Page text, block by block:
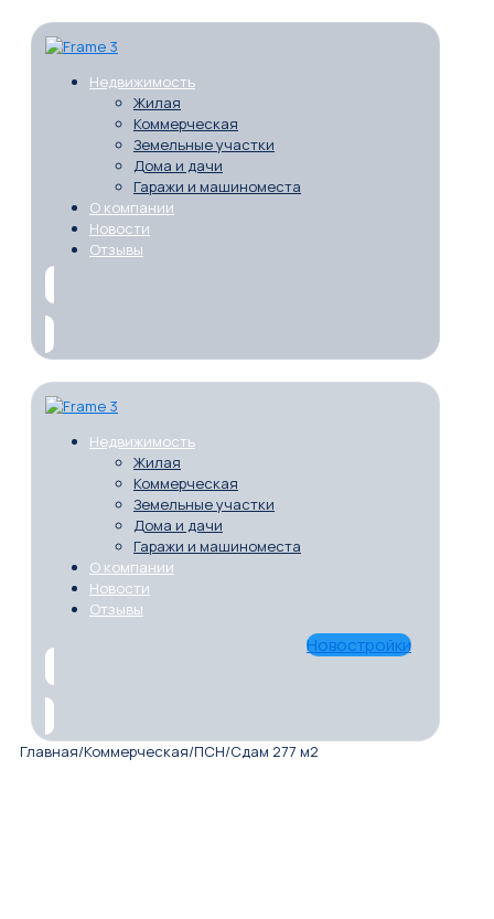
Недвижимость
Жилая
Коммерческая
Земельные участки
Дома и дачи
Гаражи и машиноместа
О компании
Новости
Отзывы
Недвижимость
Жилая
Коммерческая
Земельные участки
Дома и дачи
Гаражи и машиноместа
О компании
Новости
Отзывы
Новостройки
Главная/Коммерческая/ПСН/Сдам 277 м2